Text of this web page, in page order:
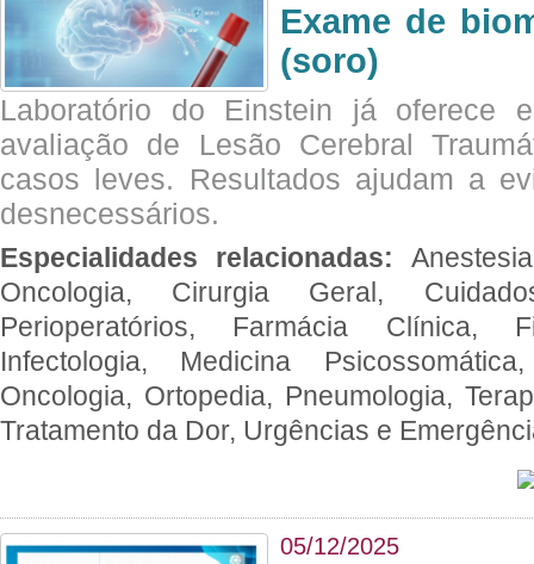
Exame de
(soro)
Laboratório do Einstein já oferece
avaliação de Lesão Cerebral
casos leves. Resultados ajudam a
desnecessários.
Especialidades relacionadas:
Oncologia, Cirurgia Geral,
Perioperatórios, Farmácia Clínica,
Infectologia, Medicina
Oncologia, Ortopedia, Pneumologia,
Tratamento da Dor, Urgências e
05/12/2025